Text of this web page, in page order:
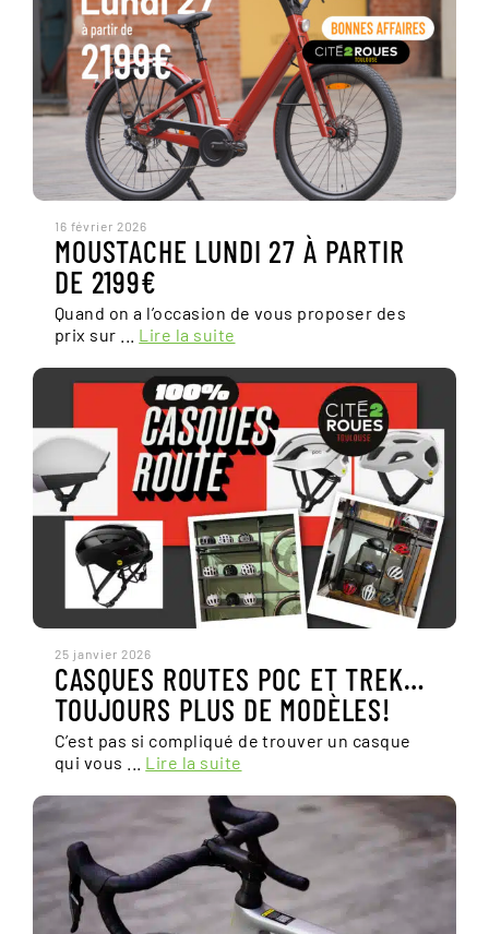
16 février 2026
MOUSTACHE LUNDI 27 À PARTIR
DE 2199€
Quand on a l’occasion de vous proposer des
prix sur ... Lire la suite
25 janvier 2026
CASQUES ROUTES POC ET TREK…
TOUJOURS PLUS DE MODÈLES!
C’est pas si compliqué de trouver un casque
qui vous ... Lire la suite